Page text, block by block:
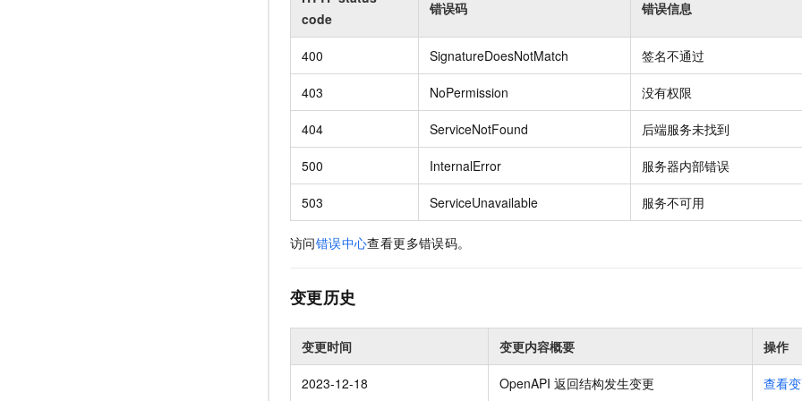
code
错误码 错误信息
400 SignatureDoesNotMatch 签名不通过
403 NoPermission 没有权限
404 ServiceNotFound 后端服务未找到
500 InternalError 服务器内部错误
503 ServiceUnavailable 服务不可用
访问错误中心查看更多错误码。
变更历史
变更时间 变更内容概要 操作
2023-12-18 OpenAPI 返回结构发生变更 查看